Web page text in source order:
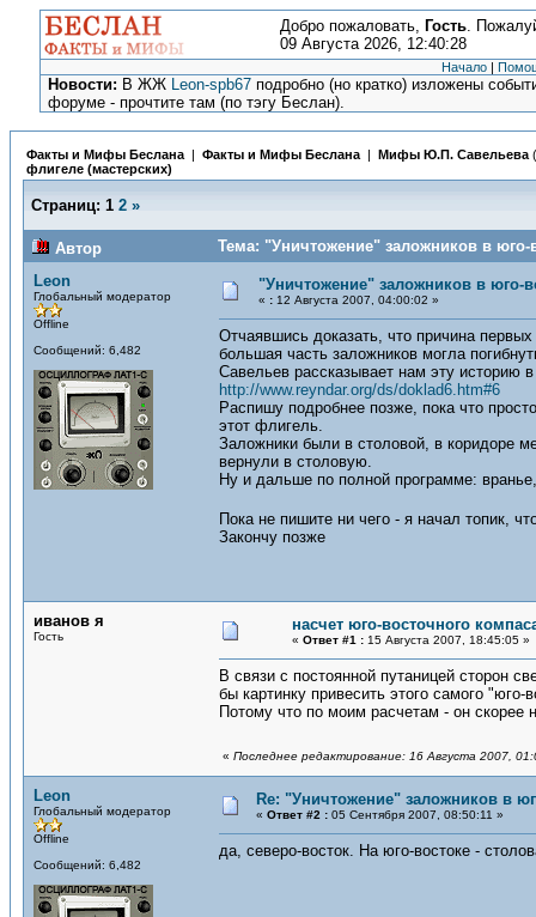
Добро пожаловать, Гость.
09 Августа 2026, 12:40:28
Начало |
Новости: В ЖЖ Leon-spb67 подробно (но кратко) изложены
форуме - прочтите там (по тэгу Беслан).
Факты и Мифы Беслана | Факты и Мифы Беслана | Мифы Ю.П. Савельева
флигеле (мастерских)
Страниц: 1 2 »
Автор
Тема: "Уничтожение" заложников в юго-
Leon
Глобальный модератор
Offline
Сообщений: 6,482
"Уничтожение" заложников в юго-
« : 12 Августа 2007, 04:00:02 »
Отчаявшись доказать, что причина
большая часть заложников могла
Савельев рассказывает нам эту историю
http://www.reyndar.org/ds/doklad6.htm#6
Распишу подробнее позже, пока что
этот флигель.
Заложники были в столовой, в коридоре
вернули в столовую.
Ну и дальше по полной программе:
Пока не пишите ни чего - я начал топик,
Закончу позже
иванов я
Гость
насчет юго-восточного
« Ответ #1 : 15 Августа 2007, 18:45:05 »
В связи с постоянной путаницей сторон
бы картинку привесить этого самого "юго-
Потому что по моим расчетам - он скорее
« Последнее редактирование: 16 Августа 2007,
Leon
Глобальный модератор
Offline
Сообщений: 6,482
Re: "Уничтожение" заложников в
« Ответ #2 : 05 Сентября 2007, 08:50:11 »
да, северо-восток. На юго-востоке -